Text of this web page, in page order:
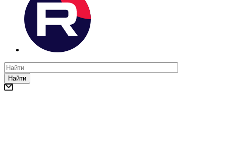
Найти